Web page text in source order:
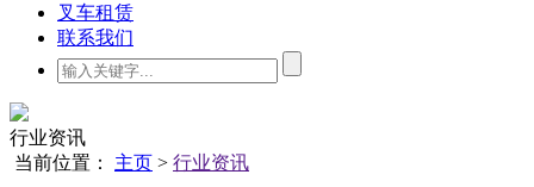
叉车租赁
联系我们
行业资讯
当前位置： 主页 > 行业资讯